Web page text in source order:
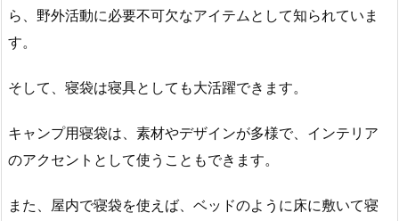
ら、野外活動に必要不可欠なアイテムとして知られていま
す。
そして、寝袋は寝具としても大活躍できます。
キャンプ用寝袋は、素材やデザインが多様で、インテリア
のアクセントとして使うこともできます。
また、屋内で寝袋を使えば、ベッドのように床に敷いて寝